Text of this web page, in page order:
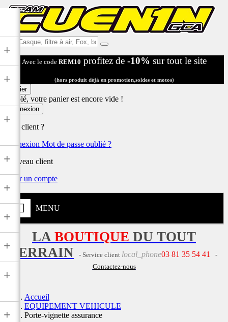
Ex:
Casque,
filtre
air,
Fox,
...
Avec le code REM10 profitez de -10% sur tout le site
(hors produit déjà en promotion,soldes et motos)
Panier
Désolé, votre panier est encore vide !
Connexion
Déjà client ?
Connexion Mot de passe oublié ?
Nouveau client
Créer un compte
MENU
+
+
+
+
+
+
+
+
+
LA BOUTIQUE DU TOUT
TERRAIN
- Service client local_phone03 81 35 54 41
-
Contactez-nous
Accueil
EQUIPEMENT VEHICULE
Porte-vignette assurance